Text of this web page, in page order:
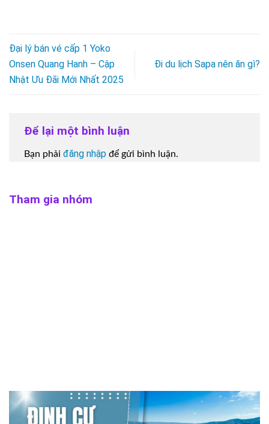
Đại lý bán vé cấp 1 Yoko
Onsen Quang Hanh – Cập
Nhật Ưu Đãi Mới Nhất 2025
Đi du lịch Sapa nên ăn gì?
Để lại một bình luận
Bạn phải đăng nhập để gửi bình luận.
Tham gia nhóm